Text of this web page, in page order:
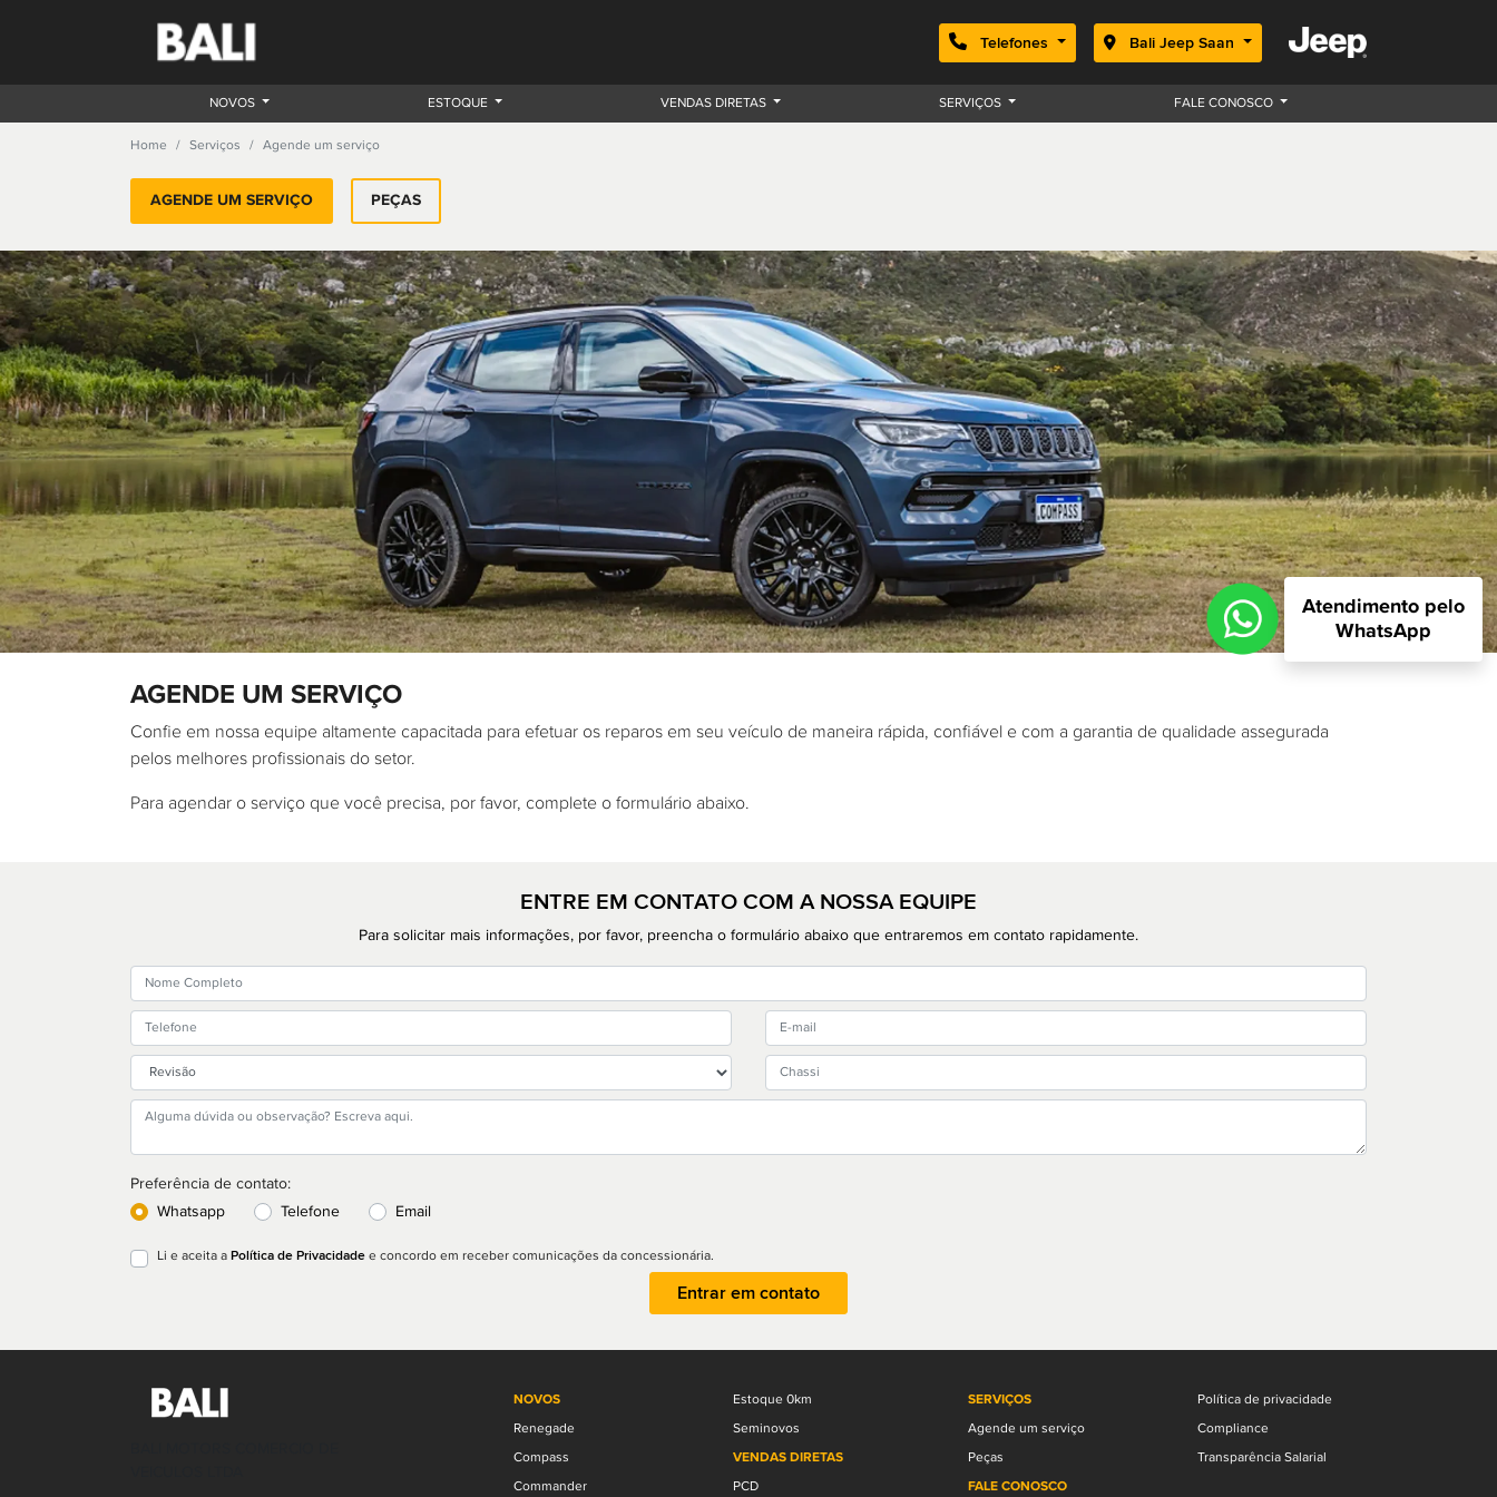
Telefones Bali Jeep Saan
NOVOS ESTOQUE VENDAS DIRETAS SERVIÇOS FALE CONOSCO
Home Serviços Agende um serviço
AGENDE UM SERVIÇO PEÇAS
AGENDE UM SERVIÇO
Confie em nossa equipe altamente capacitada para efetuar os reparos em seu veículo de maneira rápida, confiável e com a garantia de qualidade assegurada
pelos melhores profissionais do setor.
Para agendar o serviço que você precisa, por favor, complete o formulário abaixo.
ENTRE EM CONTATO COM A NOSSA EQUIPE
Para solicitar mais informações, por favor, preencha o formulário abaixo que entraremos em contato rapidamente.
Preferência de contato:
Whatsapp
Telefone Email
Li e aceita a Política de Privacidade e concordo em receber comunicações da concessionária.
Entrar em contato
NOVOS
Renegade
Compass
Commander
Estoque 0km
Seminovos
VENDAS DIRETAS
PCD
SERVIÇOS
Agende um serviço
Peças
FALE CONOSCO
Política de privacidade
Compliance
Transparência Salarial
Atendimento pelo
WhatsApp